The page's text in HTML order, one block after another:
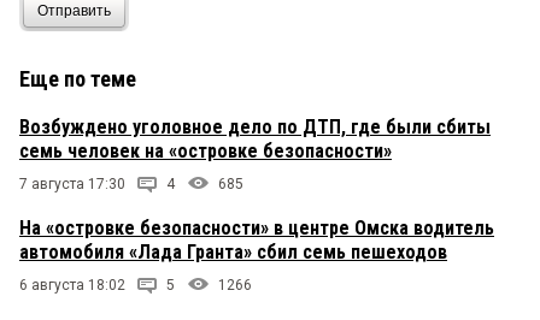
Отправить
Еще по теме
Возбуждено уголовное дело по ДТП, где были сбиты
семь человек на «островке безопасности»
7 августа 17:30 4 685
На «островке безопасности» в центре Омска водитель
автомобиля «Лада Гранта» сбил семь пешеходов
6 августа 18:02 5 1266